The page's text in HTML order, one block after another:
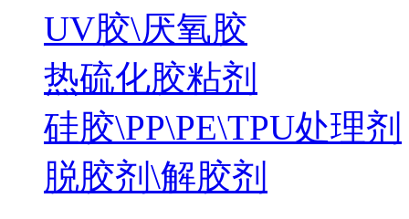
UV胶\厌氧胶
热硫化胶粘剂
硅胶\PP\PE\TPU处理剂
脱胶剂\解胶剂